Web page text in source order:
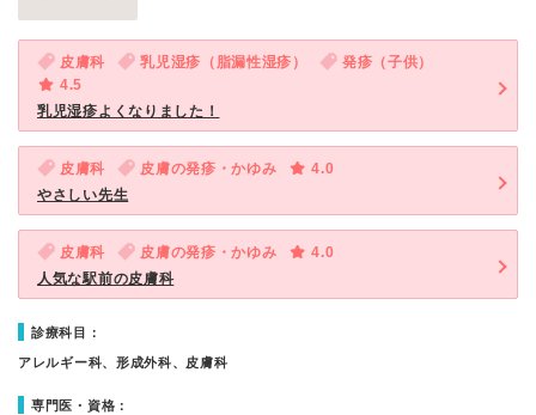
皮膚科 乳児湿疹（脂漏性湿疹）
発疹（子供）
4.5
乳児湿疹よくなりました！
皮膚科 皮膚の発疹・かゆみ
4.0
やさしい先生
皮膚科 皮膚の発疹・かゆみ
4.0
人気な駅前の皮膚科
診療科目：
アレルギー科、形成外科、皮膚科
専門医・資格：